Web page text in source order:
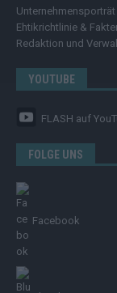
Unternehmensporträt
Ehtikrichtlinie &
Redaktion und
YOUTUBE
FLASH auf
FOLGE UNS
Facebook